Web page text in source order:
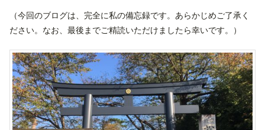
（今回のブログは、完全に私の備忘録です。あらかじめご了承く
ださい。なお、最後までご精読いただけましたら幸いです。）